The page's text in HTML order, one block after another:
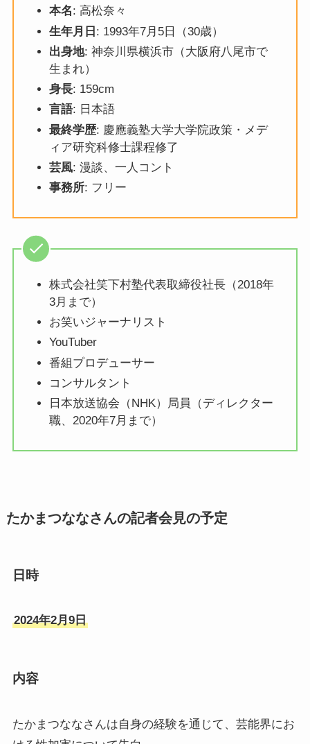
本名: 高松奈々
生年月日 : 1993年7月5日（30歳）
出身地: 神奈川県横浜市（大阪府八尾市で
生まれ）
身長: 159cm
言語: 日本語
最終学歴: 慶應義塾大学大学院政策・メデ
ィア研究科修士課程修了
芸風: 漫談、一人コント
事務所: フリー
株式会社笑下村塾代表取締役社長（2018年
3月まで）
お笑いジャーナリスト
YouTuber
番組プロデューサー
コンサルタント
日本放送協会（NHK）局員（ディレクター
職、2020年7月まで）
たかまつななさんの記者会見の予定
日時
2024年2月9日
内容
たかまつななさんは自身の経験を通じて、芸能界にお